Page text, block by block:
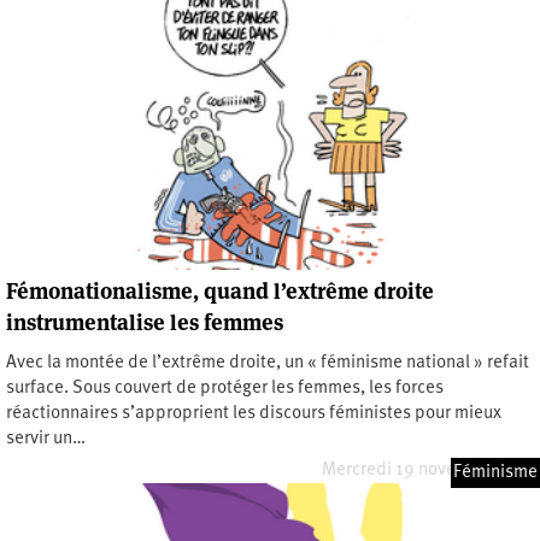
Fémonationalisme, quand l’extrême droite
instrumentalise les femmes
Avec la montée de l’extrême droite, un « féminisme national » refait
surface. Sous couvert de protéger les femmes, les forces
réactionnaires s’approprient les discours féministes pour mieux
servir un…
Mercredi 19 novembre 2025
Féminisme